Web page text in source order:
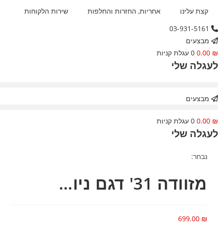
קצת עלינו אחריות, החזרות והחלפות
שירות הלקוחות
03-931-5161
מבצעים
0.00
0 עגלת קניות
שלי
מבצעים
0.00
0 עגלת קניות
שלי
נבחר:
מזוודה 31' דגם ניו…
699.00₪